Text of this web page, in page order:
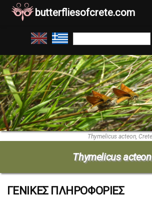
Μετάβαση
στο
περιεχόμενο
Search
for:
Thymelicus acteon,
Thymelicus acteon
ΓΕΝΙΚΕΣ ΠΛΗΡΟΦΟΡΙΕΣ
butterfliesofcrete.com